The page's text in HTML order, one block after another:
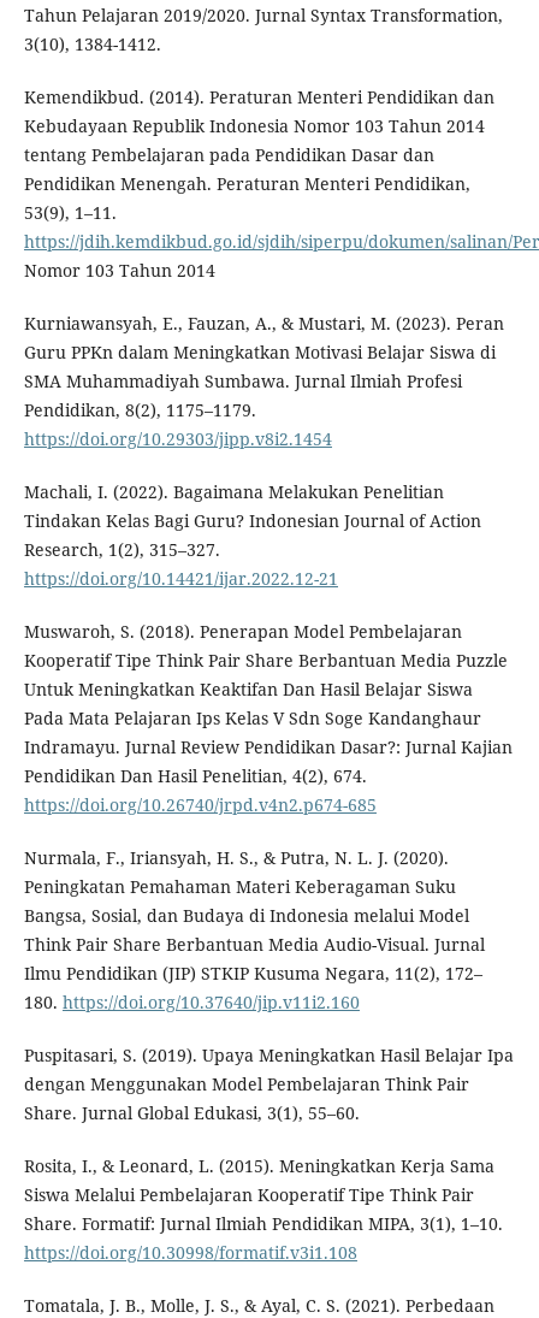
Tahun Pelajaran 2019/2020. Jurnal Syntax Transformation,
3(10), 1384-1412.
Kemendikbud. (2014). Peraturan Menteri Pendidikan dan
Kebudayaan Republik Indonesia Nomor 103 Tahun 2014
tentang Pembelajaran pada Pendidikan Dasar dan
Pendidikan Menengah. Peraturan Menteri Pendidikan,
53(9), 1–11.
https://jdih.kemdikbud.go.id/sjdih/siperpu/dokumen/salinan/
Nomor 103 Tahun 2014
Kurniawansyah, E., Fauzan, A., & Mustari, M. (2023). Peran
Guru PPKn dalam Meningkatkan Motivasi Belajar Siswa di
SMA Muhammadiyah Sumbawa. Jurnal Ilmiah Profesi
Pendidikan, 8(2), 1175–1179.
https://doi.org/10.29303/jipp.v8i2.1454
Machali, I. (2022). Bagaimana Melakukan Penelitian
Tindakan Kelas Bagi Guru? Indonesian Journal of Action
Research, 1(2), 315–327.
https://doi.org/10.14421/ijar.2022.12-21
Muswaroh, S. (2018). Penerapan Model Pembelajaran
Kooperatif Tipe Think Pair Share Berbantuan Media Puzzle
Untuk Meningkatkan Keaktifan Dan Hasil Belajar Siswa
Pada Mata Pelajaran Ips Kelas V Sdn Soge Kandanghaur
Indramayu. Jurnal Review Pendidikan Dasar?: Jurnal Kajian
Pendidikan Dan Hasil Penelitian, 4(2), 674.
https://doi.org/10.26740/jrpd.v4n2.p674-685
Nurmala, F., Iriansyah, H. S., & Putra, N. L. J. (2020).
Peningkatan Pemahaman Materi Keberagaman Suku
Bangsa, Sosial, dan Budaya di Indonesia melalui Model
Think Pair Share Berbantuan Media Audio-Visual. Jurnal
Ilmu Pendidikan (JIP) STKIP Kusuma Negara, 11(2), 172–
180. https://doi.org/10.37640/jip.v11i2.160
Puspitasari, S. (2019). Upaya Meningkatkan Hasil Belajar Ipa
dengan Menggunakan Model Pembelajaran Think Pair
Share. Jurnal Global Edukasi, 3(1), 55–60.
Rosita, I., & Leonard, L. (2015). Meningkatkan Kerja Sama
Siswa Melalui Pembelajaran Kooperatif Tipe Think Pair
Share. Formatif: Jurnal Ilmiah Pendidikan MIPA, 3(1), 1–10.
https://doi.org/10.30998/formatif.v3i1.108
Tomatala, J. B., Molle, J. S., & Ayal, C. S. (2021). Perbedaan